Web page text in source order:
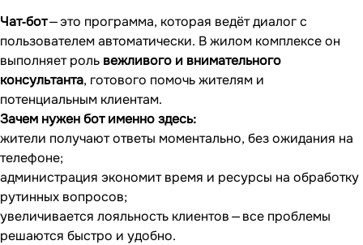
Чат‐бот— это программа, которая ведёт диалог с
пользователем автоматически. В жилом комплексе он
выполняет роль вежливого и внимательного
консультанта, готового помочь жителям и
потенциальным клиентам.
Зачем нужен бот именно здесь:
жители получают ответы моментально, без ожидания на
телефоне;
администрация экономит время и ресурсы на обработку
рутинных вопросов;
увеличивается лояльность клиентов — все проблемы
решаются быстро и удобно.